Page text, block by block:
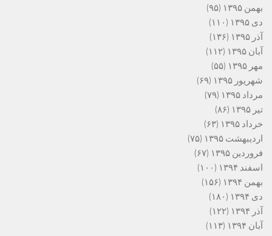
بهمن ۱۳۹۵
(۹۵)
دی ۱۳۹۵
(۱۱۰)
آذر ۱۳۹۵
(۱۳۶)
آبان ۱۳۹۵
(۱۱۲)
مهر ۱۳۹۵
(۵۵)
شهریور ۱۳۹۵
(۶۹)
مرداد ۱۳۹۵
(۷۹)
تیر ۱۳۹۵
(۸۶)
خرداد ۱۳۹۵
(۶۳)
اردیبهشت ۱۳۹۵
(۷۵)
فروردین ۱۳۹۵
(۶۷)
اسفند ۱۳۹۴
(۱۰۰)
بهمن ۱۳۹۴
(۱۵۶)
دی ۱۳۹۴
(۱۸۰)
آذر ۱۳۹۴
(۱۲۲)
آبان ۱۳۹۴
(۱۱۳)